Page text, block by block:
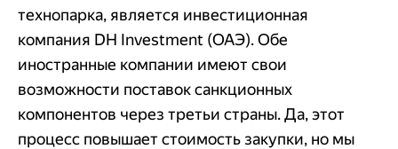
технопарка, является инвестиционная
компания DH Investment (ОАЭ). Обе
иностранные компании имеют свои
возможности поставок санкционных
компонентов через третьи страны. Да, этот
процесс повышает стоимость закупки, но мы